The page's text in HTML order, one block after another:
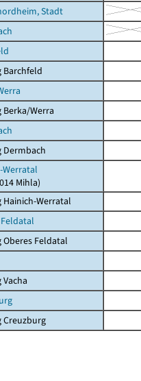
Stadt
Barchfeld
Werra
Dermbach
Werratal
Mihla)
Werratal
Feldatal
Feldatal
Creuzburg